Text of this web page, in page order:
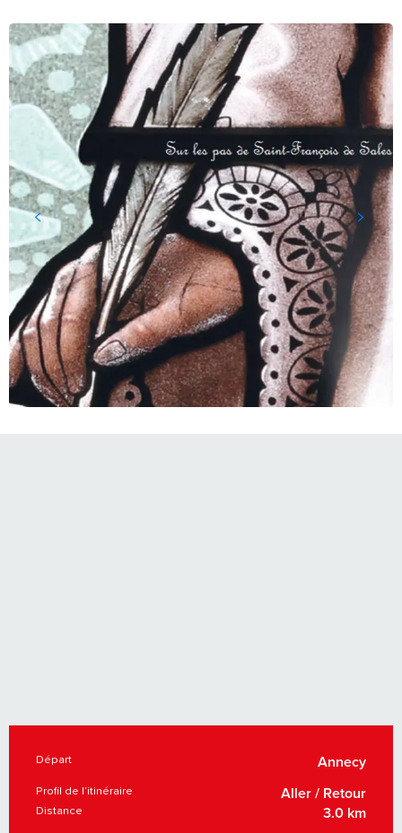
INFORMATIONS PRATIQUES
Départ Annecy
Profil de l’itinéraire Aller / Retour
Distance 3.0 km